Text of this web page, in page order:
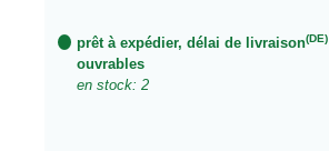
prêt à expédier, délai de livraison(DE)
ouvrables
en stock: 2